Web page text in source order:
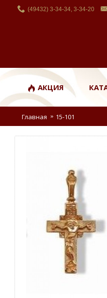
(49432) 3-34-34, 3-34-20
АКЦИЯ
Главная 15-101